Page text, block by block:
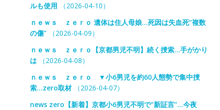
ルも使用 （2026-04-10）
ｎｅｗｓ ｚｅｒｏ 遺体は住人母娘…死因は失血死“複数
の傷”（2026-04-09）
ｎｅｗｓ ｚｅｒｏ【京都男児不明】続く捜索…手がかり
は（2026-04-08）
ｎｅｗｓ ｚｅｒｏ ▼小6男児を約60人態勢で集中捜
索…zero取材（2026-04-07）
news zero【新着】京都小6男児不明で“新証言”…今夜